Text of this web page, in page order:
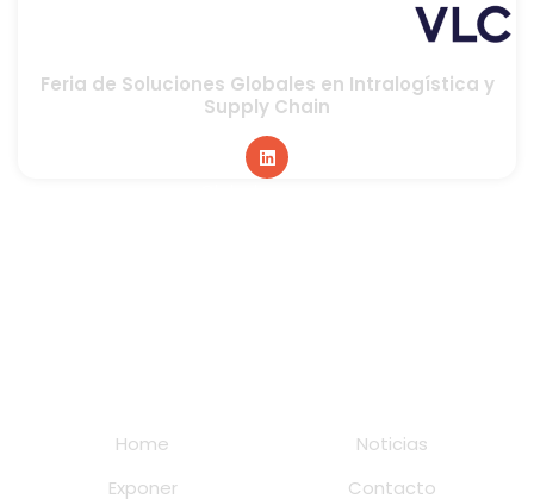
Feria de Soluciones Globales en Intralogística y
Supply Chain
Home
Exponer
Noticias
Contacto